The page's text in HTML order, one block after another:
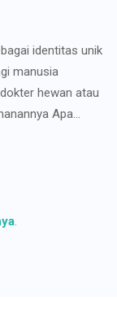
identitas unik
manusia
hewan atau
Apa...